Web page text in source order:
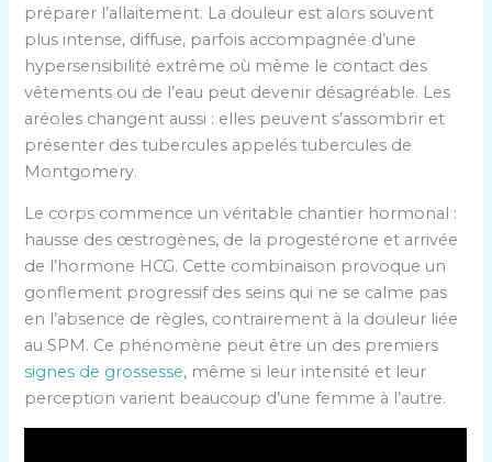
préparer l’allaitement. La douleur est alors souvent
plus intense, diffuse, parfois accompagnée d’une
hypersensibilité extrême où même le contact des
vêtements ou de l’eau peut devenir désagréable. Les
aréoles changent aussi : elles peuvent s’assombrir et
présenter des tubercules appelés tubercules de
Montgomery.
Le corps commence un véritable chantier hormonal :
hausse des œstrogènes, de la progestérone et arrivée
de l’hormone HCG. Cette combinaison provoque un
gonflement progressif des seins qui ne se calme pas
en l’absence de règles, contrairement à la douleur liée
au SPM. Ce phénomène peut être un des premiers
signes de grossesse, même si leur intensité et leur
perception varient beaucoup d’une femme à l’autre.